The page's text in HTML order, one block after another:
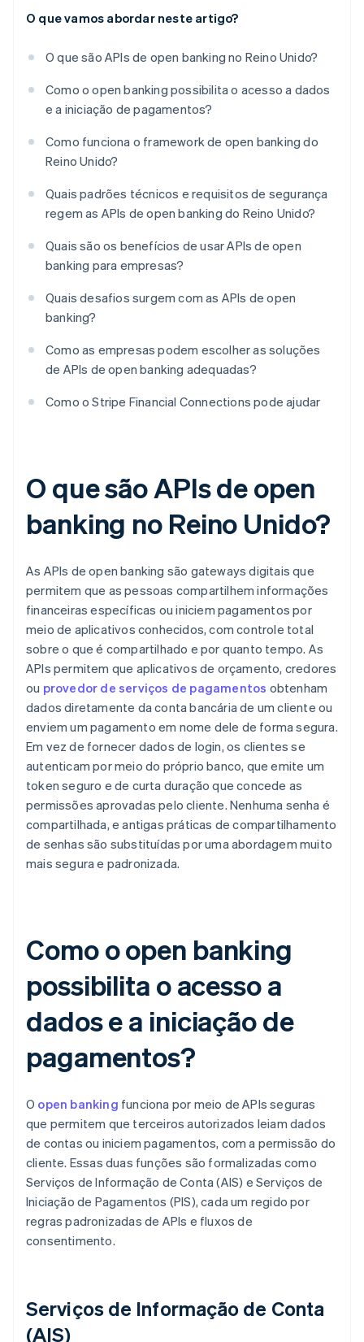
O que vamos abordar neste artigo?
O que são APIs de open banking no Reino Unido?
Como o open banking possibilita o acesso a dados
e a iniciação de pagamentos?
Como funciona o framework de open banking do
Reino Unido?
Quais padrões técnicos e requisitos de segurança
regem as APIs de open banking do Reino Unido?
Quais são os benefícios de usar APIs de open
banking para empresas?
Quais desafios surgem com as APIs de open
banking?
Como as empresas podem escolher as soluções
de APIs de open banking adequadas?
Como o Stripe Financial Connections pode ajudar
O que são APIs de open
banking no Reino Unido?
As APIs de open banking são gateways digitais que
permitem que as pessoas compartilhem informações
financeiras específicas ou iniciem pagamentos por
meio de aplicativos conhecidos, com controle total
sobre o que é compartilhado e por quanto tempo. As
APIs permitem que aplicativos de orçamento, credores
ou provedor de serviços de pagamentos obtenham
dados diretamente da conta bancária de um cliente ou
enviem um pagamento em nome dele de forma segura.
Em vez de fornecer dados de login, os clientes se
autenticam por meio do próprio banco, que emite um
token seguro e de curta duração que concede as
permissões aprovadas pelo cliente. Nenhuma senha é
compartilhada, e antigas práticas de compartilhamento
de senhas são substituídas por uma abordagem muito
mais segura e padronizada.
Como o open banking
possibilita o acesso a
dados e a iniciação de
pagamentos?
O open banking funciona por meio de APIs seguras
que permitem que terceiros autorizados leiam dados
de contas ou iniciem pagamentos, com a permissão do
cliente. Essas duas funções são formalizadas como
Serviços de Informação de Conta (AIS) e Serviços de
Iniciação de Pagamentos (PIS), cada um regido por
regras padronizadas de APIs e fluxos de
consentimento.
Serviços de Informação de Conta
(AIS)